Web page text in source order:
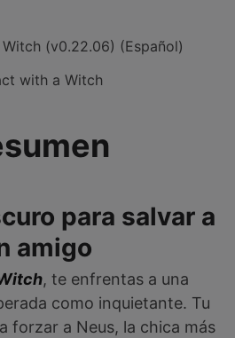
(v0.22.06) (Español)
para salvar a
amigo
, te enfrentas a una
como inquietante. Tu
forzar a Neus, la chica más